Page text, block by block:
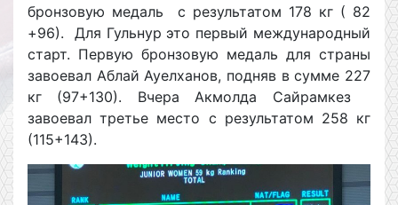
бронзовую медаль с результатом 178 кг ( 82
+96). Для Гульнур это первый международный
старт. Первую бронзовую медаль для страны
завоевал Аблай Ауелханов, подняв в сумме 227
кг (97+130). Вчера Акмолда Сайрамкез
завоевал третье место с результатом 258 кг
(115+143).